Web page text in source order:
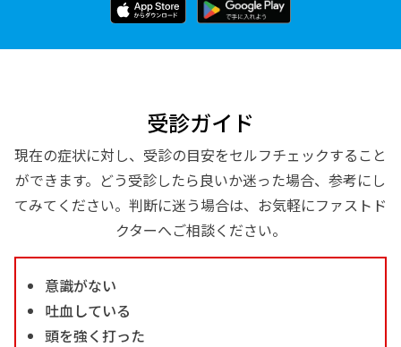
受診ガイド
現在の症状に対し、受診の目安をセルフチェックすること
ができます。どう受診したら良いか迷った場合、参考にし
てみてください。判断に迷う場合は、お気軽にファストド
クターへご相談ください。
意識がない
吐血している
頭を強く打った